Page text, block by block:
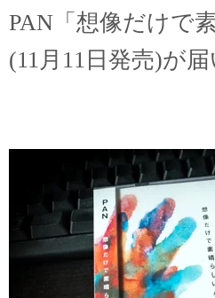
キ
ッ
PAN「想像だけで
(11月11日発売)が届